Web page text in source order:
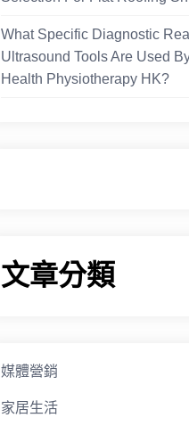
What Specific Diagnostic
Ultrasound Tools Are Used
Health Physiotherapy HK?
文章分類
媒體營銷
家居生活